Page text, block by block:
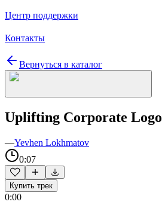
Центр поддержки
Контакты
Вернуться в каталог
Uplifting Corporate Logo
—Yevhen Lokhmatov
0:07
Купить трек
0:00